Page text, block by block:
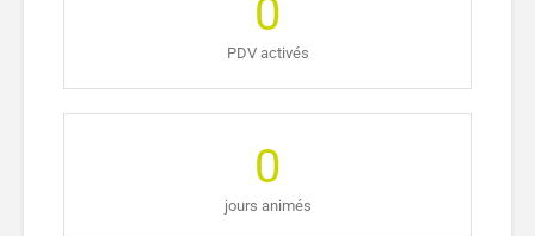
0
PDV activés
0
jours animés